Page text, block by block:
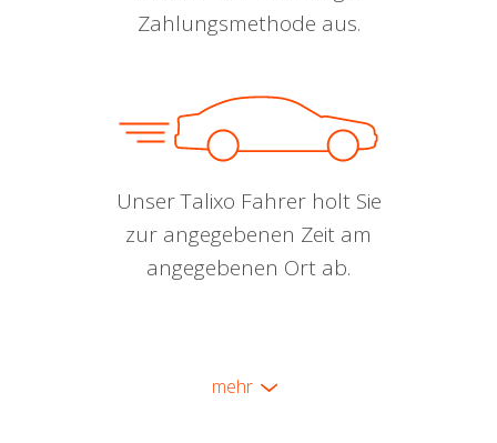
Zahlungsmethode aus.
Unser Talixo Fahrer holt Sie
zur angegebenen Zeit am
angegebenen Ort ab.
mehr